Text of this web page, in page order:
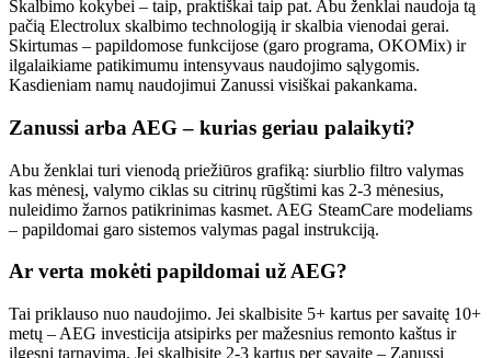
Skalbimo kokybei – taip, praktiškai taip pat. Abu ženklai naudoja tą
pačią Electrolux skalbimo technologiją ir skalbia vienodai gerai.
Skirtumas – papildomose funkcijose (garo programa, OKOMix) ir
ilgalaikiame patikimumu intensyvaus naudojimo sąlygomis.
Kasdieniam namų naudojimui Zanussi visiškai pakankama.
Zanussi arba AEG – kurias geriau palaikyti?
Abu ženklai turi vienodą priežiūros grafiką: siurblio filtro valymas
kas mėnesį, valymo ciklas su citrinų rūgštimi kas 2-3 mėnesius,
nuleidimo žarnos patikrinimas kasmet. AEG SteamCare modeliams
– papildomai garo sistemos valymas pagal instrukciją.
Ar verta mokėti papildomai už AEG?
Tai priklauso nuo naudojimo. Jei skalbisite 5+ kartus per savaitę 10+
metų – AEG investicija atsipirks per mažesnius remonto kaštus ir
ilgesnį tarnavimą. Jei skalbisite 2-3 kartus per savaitę – Zanussi